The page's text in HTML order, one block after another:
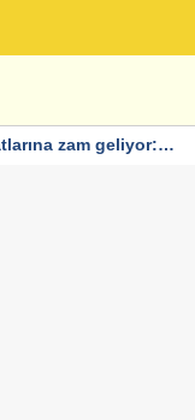
zam geliyor: